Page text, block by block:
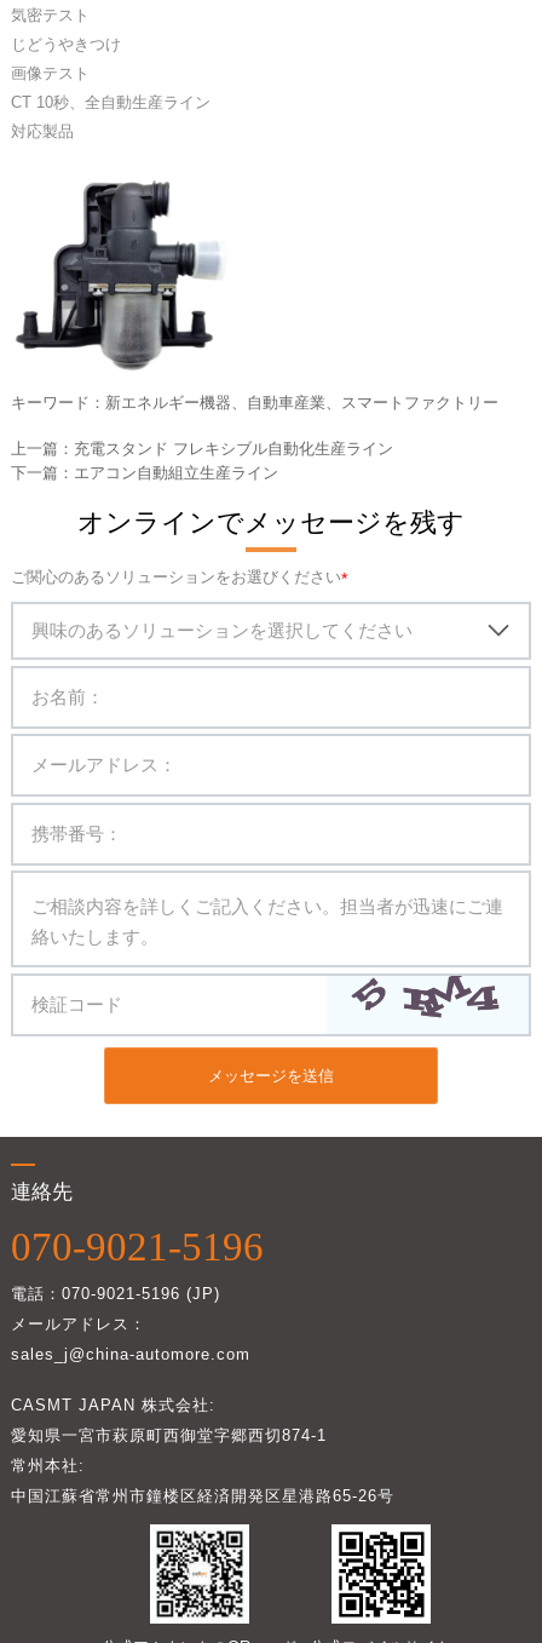
気密テスト
じどうやきつけ
画像テスト
CT 10秒、全自動生産ライン
対応製品
キーワード：新エネルギー機器、自動車産業、スマートファクトリー
上一篇： 充電スタンド フレキシブル自動化生産ライン
下一篇： エアコン自動組立生産ライン
オンラインでメッセージを残す
ご関心のあるソリューションをお選びください
興味のあるソリューションを選択してください
メッセージを送信
連絡先
070-9021-5196
電話：070-9021-5196 (JP)
メールアドレス：
sales_j@china-automore.com
CASMT JAPAN 株式会社:
愛知県一宮市萩原町西御堂字郷西切874-1
常州本社:
中国江蘇省常州市鐘楼区経済開発区星港路65-26号